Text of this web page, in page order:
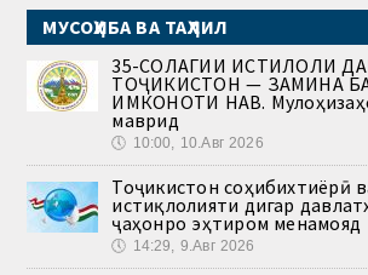
МУСОҲИБА ВА ТАҲЛИЛ
35-СОЛАГИИ ИСТИҚЛОЛИ
ТОҶИКИСТОН — ЗАМИНА
ИМКОНОТИ НАВ.
маврид
🕔 10:00, 10.Авг 2026
Тоҷикистон соҳибихтиёрӣ
истиқлолияти дигар
ҷаҳонро эҳтиром менамояд
🕔 14:29, 9.Авг 2026